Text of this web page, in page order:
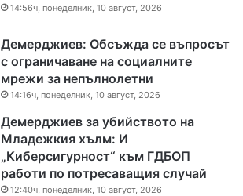
14:56ч, понеделник, 10 август, 2026
Демерджиев: Обсъжда се въпросът
с ограничаване на социалните
мрежи за непълнолетни
14:16ч, понеделник, 10 август, 2026
Демерджиев за убийството на
Младежкия хълм: И
„Киберсигурност“ към ГДБОП
работи по потресаващия случай
12:40ч, понеделник, 10 август, 2026